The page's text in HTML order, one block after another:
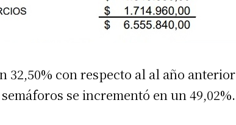
32,50% con respecto al al año anterior
se incrementó en un 49,02%.